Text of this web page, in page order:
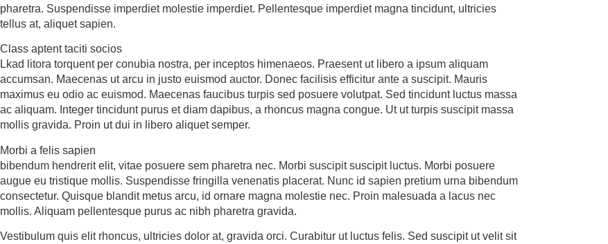
pharetra. Suspendisse imperdiet molestie imperdiet. Pellentesque imperdiet magna tincidunt, ultricies
tellus at, aliquet sapien.
Class aptent taciti socios
Lkad litora torquent per conubia nostra, per inceptos himenaeos. Praesent ut libero a ipsum aliquam
accumsan. Maecenas ut arcu in justo euismod auctor. Donec facilisis efficitur ante a suscipit. Mauris
maximus eu odio ac euismod. Maecenas faucibus turpis sed posuere volutpat. Sed tincidunt luctus massa
ac aliquam. Integer tincidunt purus et diam dapibus, a rhoncus magna congue. Ut ut turpis suscipit massa
mollis gravida. Proin ut dui in libero aliquet semper.
Morbi a felis sapien
bibendum hendrerit elit, vitae posuere sem pharetra nec. Morbi suscipit suscipit luctus. Morbi posuere
augue eu tristique mollis. Suspendisse fringilla venenatis placerat. Nunc id sapien pretium urna bibendum
consectetur. Quisque blandit metus arcu, id ornare magna molestie nec. Proin malesuada a lacus nec
mollis. Aliquam pellentesque purus ac nibh pharetra gravida.
Vestibulum quis elit rhoncus, ultricies dolor at, gravida orci. Curabitur ut luctus felis. Sed suscipit ut velit sit